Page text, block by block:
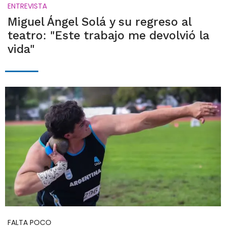
ENTREVISTA
Miguel Ángel Solá y su regreso al
teatro: "Este trabajo me devolvió la
vida"
FALTA POCO